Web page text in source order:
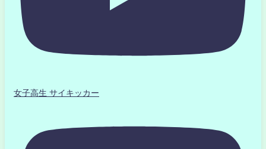
女子高生 サイキッカー